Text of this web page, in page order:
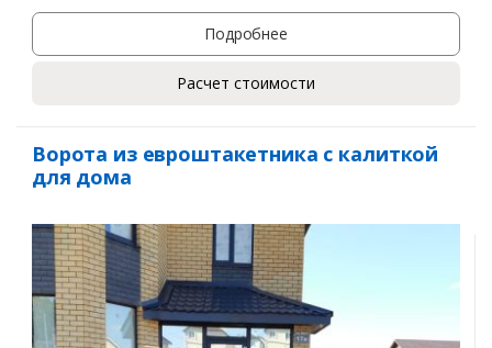
Подробнее
Расчет стоимости
Ворота из евроштакетника с калиткой
для дома